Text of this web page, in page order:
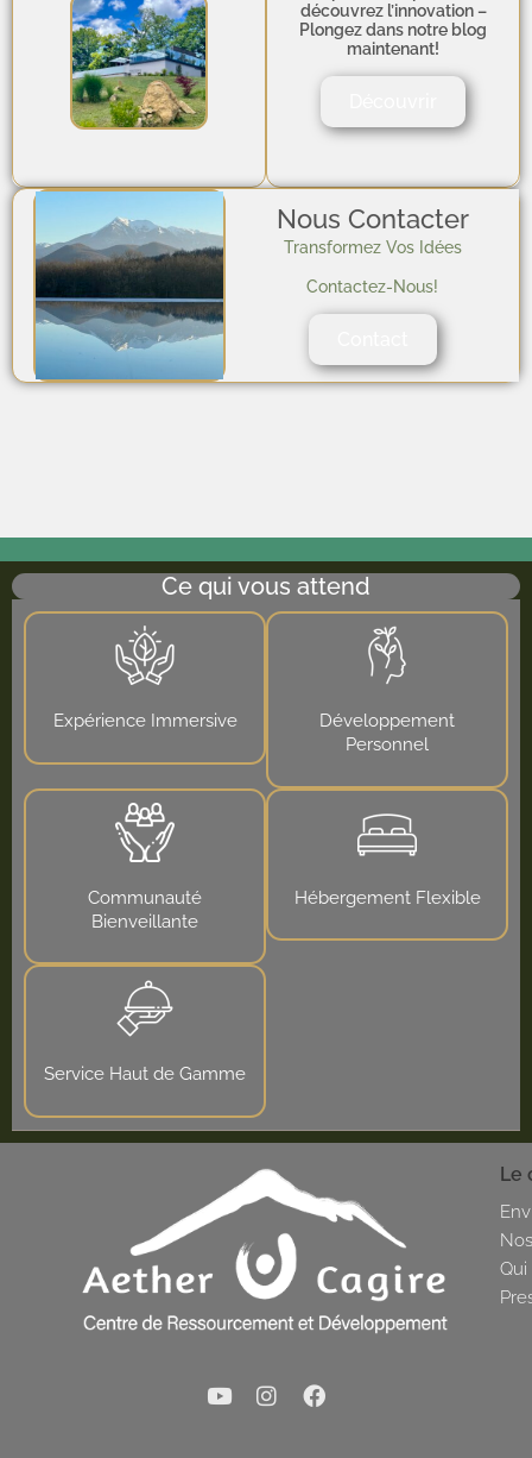
découvrez l’innovation –
Plongez dans notre blog
maintenant!
Nous Contacter
Transformez Vos Idées
Contactez-Nous!
Ce qui vous attend
Expérience Immersive
Développement
Personnel
Communauté
Bienveillante
Hébergement Flexible
Service Haut de Gamme
Le